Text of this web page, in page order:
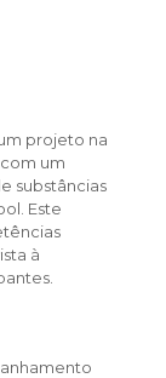
projeto na
um
substâncias
Este
à